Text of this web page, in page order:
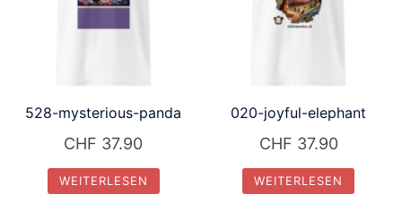
528-mysterious-panda
CHF 37.90
WEITERLESEN
020-joyful-elephant
CHF 37.90
WEITERLESEN